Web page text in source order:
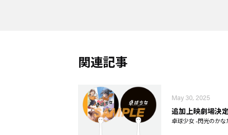
関連記事
May 30, 2025
追加上映劇場決定
卓球少女 -閃光のかな